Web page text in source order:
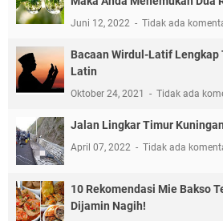
Juni 12, 2022 Tidak ada
Bacaan Wirdul-Latif Lengkap
Latin
Oktober 24, 2021 Tidak ada
Jalan Lingkar Timur
April 07, 2022 Tidak ada
10 Rekomendasi Mie Bakso
Dijamin Nagih!